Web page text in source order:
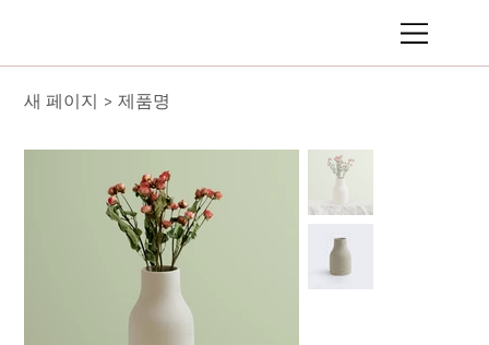
새 페이지 > 제품명